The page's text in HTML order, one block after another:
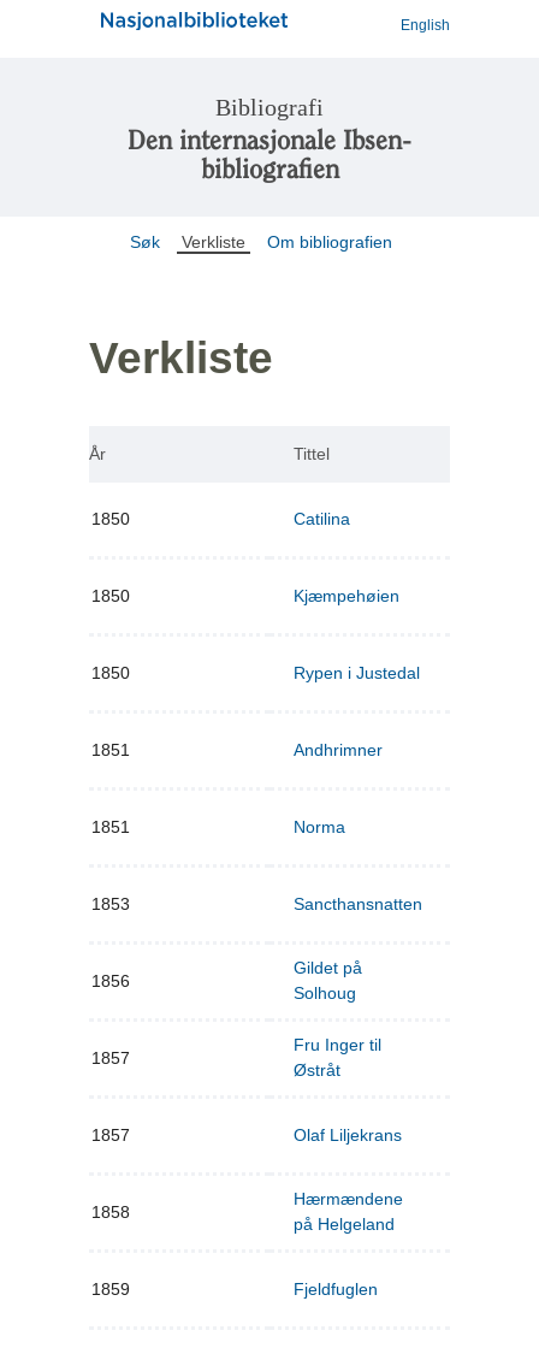
English
Bibliografi
Den internasjonale Ibsen-
bibliografien
Søk Verkliste Om bibliografien
Verkliste
År Tittel
1850 Catilina
1850 Kjæmpehøien
1850 Rypen i Justedal
1851 Andhrimner
1851 Norma
1853 Sancthansnatten
1856
Gildet på
Solhoug
1857
Fru Inger til
Østråt
1857 Olaf Liljekrans
1858
Hærmændene
på Helgeland
1859 Fjeldfuglen